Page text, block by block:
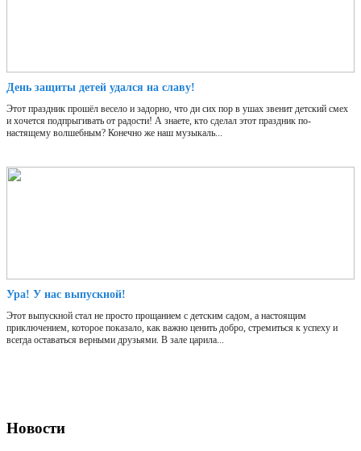
День защиты детей удался на славу!
Этот праздник прошёл весело и задорно, что ди сих пор в ушах звенит детский смех
и хочется подпрыгивать от радости! А знаете, кто сделал этот праздник по-
настящему волшебным? Конечно же наш музыкаль...
Ура! У нас выпускной!
Этот выпускной стал не просто прощанием с детским садом, а настоящим
приключением, которое показало, как важно ценить добро, стремиться к успеху и
всегда оставаться верными друзьями. В зале царила...
Новости